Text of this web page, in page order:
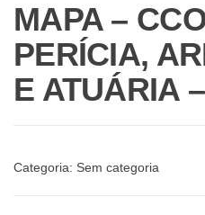
MAPA –
PERÍCIA,
E ATUÁRIA
Categoria: Sem categoria